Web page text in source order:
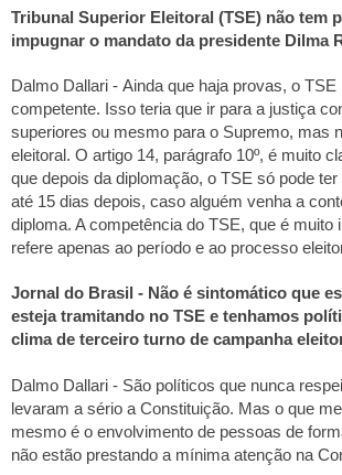
Tribunal Superior Eleitoral (TSE) não tem
impugnar o mandato da presidente Dilma
Dalmo Dallari - Ainda que haja provas, o TSE
competente. Isso teria que ir para a justiça
superiores ou mesmo para o Supremo, mas
eleitoral. O artigo 14, parágrafo 10º, é muito
que depois da diplomação, o TSE só pode
até 15 dias depois, caso alguém venha a
diploma. A competência do TSE, que é muito
refere apenas ao período e ao processo
Jornal do Brasil - Não é sintomático que
esteja tramitando no TSE e tenhamos
clima de terceiro turno de campanha
Dalmo Dallari - São políticos que nunca
levaram a sério a Constituição. Mas o que
mesmo é o envolvimento de pessoas de
não estão prestando a mínima atenção na